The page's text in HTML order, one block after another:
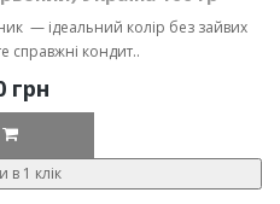
— ідеальний колір без зайвих
справжні кондит..
грн
в 1 клік